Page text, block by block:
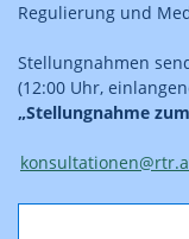
Regulierung und
Stellungnahmen
(12:00 Uhr,
„Stellungnahme
oder